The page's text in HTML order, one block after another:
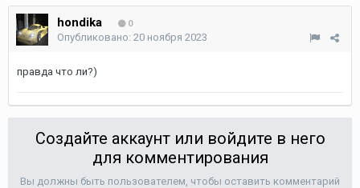
hondika 0
Опубликовано: 20 ноября 2023
правда что ли?)
Создайте аккаунт или войдите в него
для комментирования
Вы должны быть пользователем, чтобы оставить комментарий